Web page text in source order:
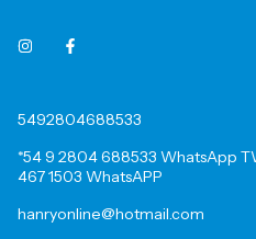
5492804688533
*54 9 2804 688533 WhatsApp
467 1503 WhatsAPP
hanryonline@hotmail.com